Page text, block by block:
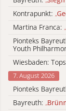
Kontrapunkt: „
Martina Franca: „
Pionteks
Youth
Wiesbaden:
7. August 2026
Pionteks
Bayreuth: „